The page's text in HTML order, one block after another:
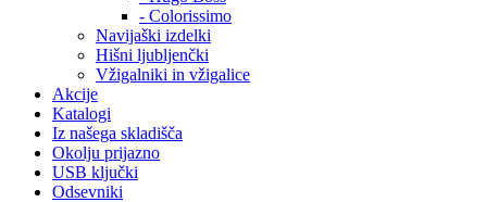
- Colorissimo
Navijaški izdelki
Hišni ljubljenčki
Vžigalniki in vžigalice
Akcije
Katalogi
Iz našega skladišča
Okolju prijazno
USB ključki
Odsevniki